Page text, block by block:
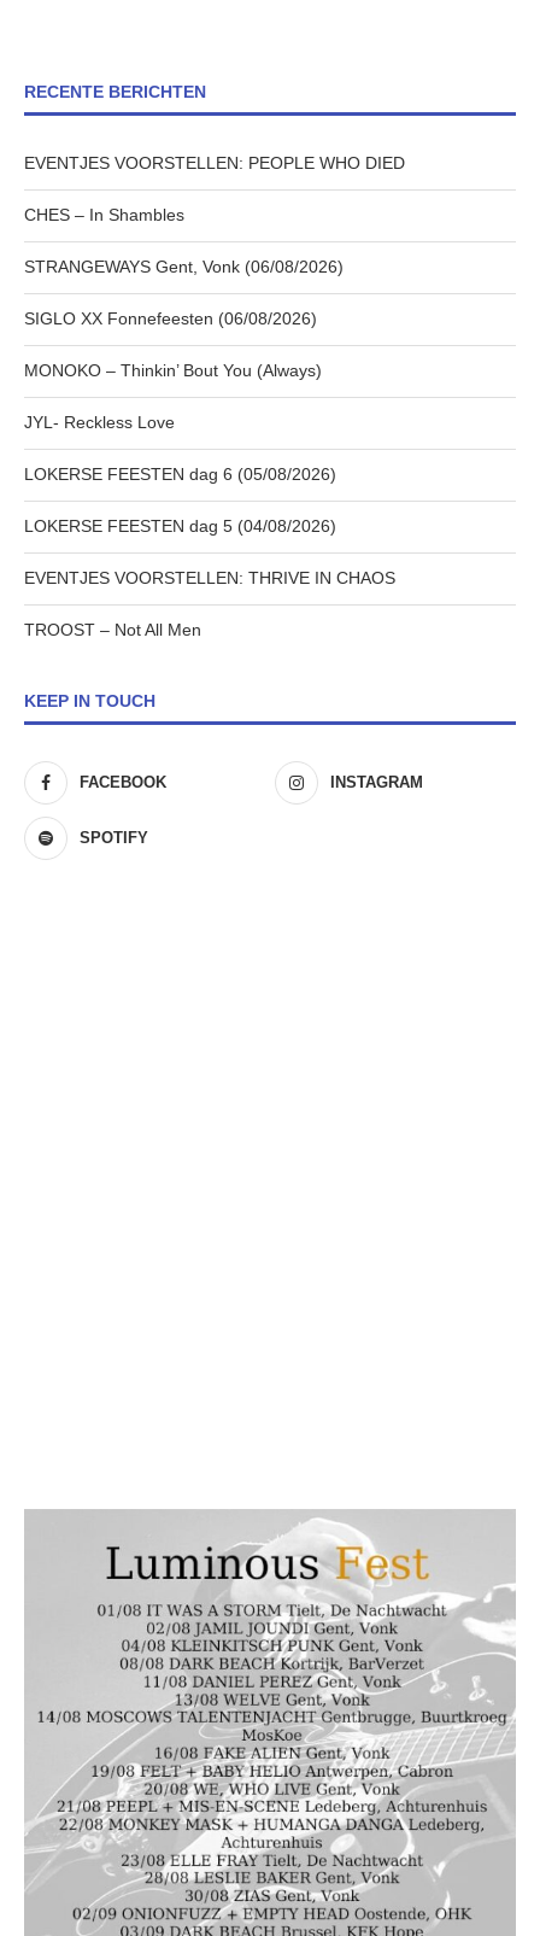
RECENTE BERICHTEN
EVENTJES VOORSTELLEN: PEOPLE WHO DIED
CHES – In Shambles
STRANGEWAYS Gent, Vonk (06/08/2026)
SIGLO XX Fonnefeesten (06/08/2026)
MONOKO – Thinkin’ Bout You (Always)
JYL- Reckless Love
LOKERSE FEESTEN dag 6 (05/08/2026)
LOKERSE FEESTEN dag 5 (04/08/2026)
EVENTJES VOORSTELLEN: THRIVE IN CHAOS
TROOST – Not All Men
KEEP IN TOUCH
FACEBOOK INSTAGRAM
SPOTIFY